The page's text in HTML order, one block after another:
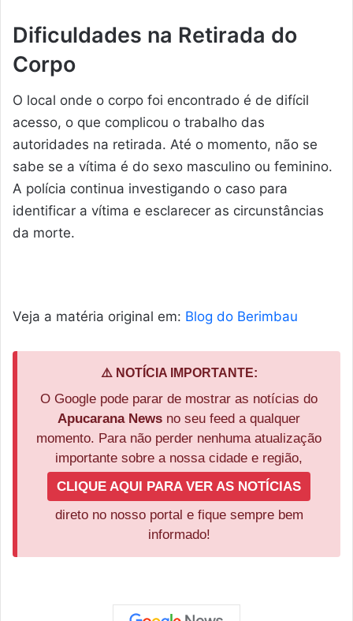
Dificuldades na Retirada do
Corpo
O local onde o corpo foi encontrado é de difícil
acesso, o que complicou o trabalho das
autoridades na retirada. Até o momento, não se
sabe se a vítima é do sexo masculino ou feminino.
A polícia continua investigando o caso para
identificar a vítima e esclarecer as circunstâncias
da morte.
Veja a matéria original em: Blog do Berimbau
⚠️ NOTÍCIA IMPORTANTE:
O Google pode parar de mostrar as notícias do
Apucarana News no seu feed a qualquer
momento. Para não perder nenhuma atualização
importante sobre a nossa cidade e região,
CLIQUE AQUI PARA VER AS NOTÍCIAS
direto no nosso portal e fique sempre bem
informado!